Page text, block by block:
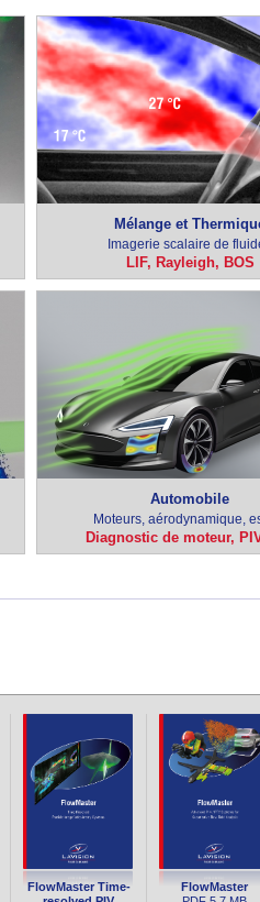
Mélange et
Imagerie scalaire de
LIF, Rayleigh, BOS
Automobile
Moteurs, aérodynamique,
Diagnostic de moteur,
FlowMaster Time-
FlowMaster